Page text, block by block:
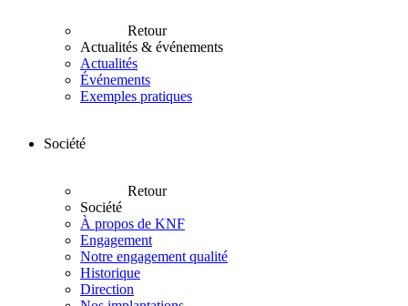
Retour
Actualités & événements
Actualités
Événements
Exemples pratiques
Société
Retour
Société
À propos de KNF
Engagement
Notre engagement qualité
Historique
Direction